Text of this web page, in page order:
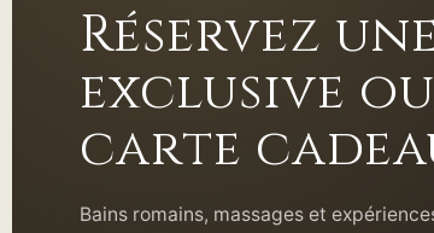
Réservez
exclusive
carte
Bains romains, massages et